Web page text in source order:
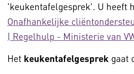
'keukentafelgesprek'. U heeft
Onafhankelijke
| Regelhulp - Ministerie van
Het keukentafelgesprek gaat